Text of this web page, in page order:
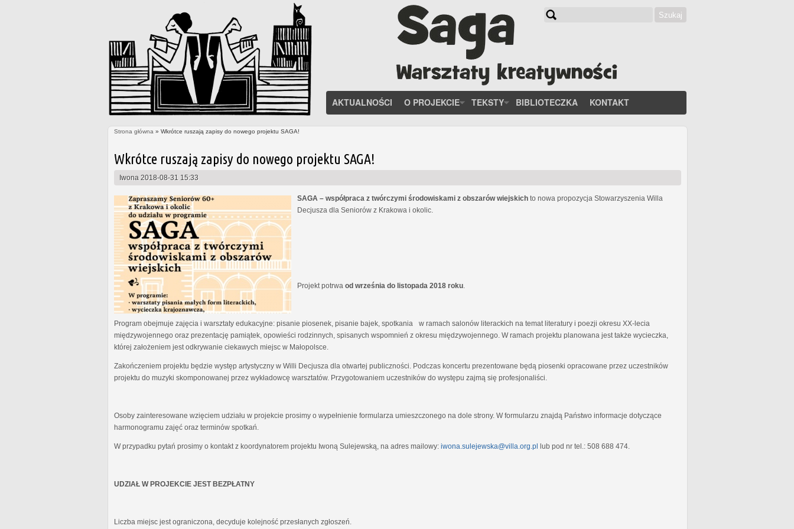
Szukaj
AKTUALNOŚCI O PROJEKCIE TEKSTY BIBLIOTECZKA KONTAKT
Strona główna » Wkrótce ruszają zapisy do nowego projektu SAGA!
Wkrótce ruszają zapisy do nowego projektu SAGA!
Iwona 2018-08-31 15:33
SAGA – współpraca z twórczymi środowiskami z obszarów wiejskich to nowa propozycja Stowarzyszenia Willa
Decjusza dla Seniorów z Krakowa i okolic.
Projekt potrwa od września do listopada 2018 roku
Program obejmuje zajęcia i warsztaty edukacyjne: pisanie piosenek, pisanie bajek, spotkania w ramach salonów literackich na temat literatury i poezji okresu XX-lecia
międzywojennego oraz prezentację pamiątek, opowieści rodzinnych, spisanych wspomnień z okresu międzywojennego. W ramach projektu planowana jest także wycieczka,
której założeniem jest odkrywanie ciekawych miejsc w Małopolsce.
Zakończeniem projektu będzie występ artystyczny w Willi Decjusza dla otwartej publiczności. Podczas koncertu prezentowane będą piosenki opracowane przez uczestników
projektu do muzyki skomponowanej przez wykładowcę warsztatów. Przygotowaniem uczestników do występu zajmą się profesjonaliści.
Osoby zainteresowane wzięciem udziału w projekcie prosimy o wypełnienie formularza umieszczonego na dole strony. W formularzu znajdą Państwo informacje dotyczące
harmonogramu zajęć oraz terminów spotkań.
W przypadku pytań prosimy o kontakt z koordynatorem projektu Iwoną Sulejewską, na adres mailowy: iwona.sulejewska@villa.org.pl lub pod nr tel.: 508 688 474.
UDZIAŁ W PROJEKCIE JEST BEZPŁATNY
Liczba miejsc jest ograniczona, decyduje kolejność przesłanych zgłoszeń.